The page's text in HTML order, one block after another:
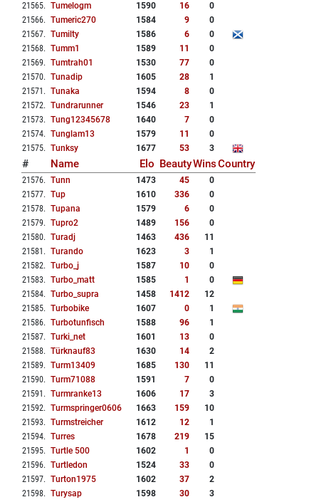
21565. Tumelogm 1590 16
0
21566. Tumeric270 1584 9
0
21567. Tumilty 1586 6
0
21568. Tumm1 1589 11
0
21569. Tumtrah01 1530 77
0
21570. Tunadip 1605 28
1
21571 . Tunaka 1594 8
0
21572. Tundrarunner 1546 23
1
21573. Tung12345678 1640 7
0
21574. Tunglam13 1579 11
0
21575. Tunksy 1677 53 3
# Name Elo BeautyWinsCountry
21576. Tunn 1473 45
0
21577. Tup 1610 336
0
21578. Tupana 1579 6
0
21579. Tupro2 1489 156
0
21580. Turadj 1463 436
11
21581 . Turando 1623 3
1
21582. Turbo_j 1587 10
0
21583. Turbo_matt 1585 1
0
21584. Turbo_supra 1458 1412
12
21585. Turbobike 1607 0
1
21586. Turbotunfisch 1588 96
1
21587. Turki_net 1601 13
0
21588. Türknauf83 1630 14
2
21589. Turm13409 1685 130
11
21590. Turm71088 1591 7
0
21591 . Turmranke13 1606 17
3
21592. Turmspringer0606 1663 159
10
21593. Turmstreicher 1612 12
1
21594. Turres 1678 219
15
21595. Turtle 500 1602 1
0
21596. Turtledon 1524 33
0
21597. Turton1975 1602 37
2
21598. Turysap 1598 30
3